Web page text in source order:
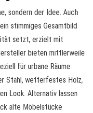
sondern der Idee. Auch
stimmiges Gesamtbild
setzt, erzielt mit
bieten mittlerweile
für urbane Räume
Stahl, wetterfestes Holz,
Look. Alternativ lassen
alte Möbelstücke